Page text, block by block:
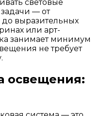
световые
— от
до выразительных
или арт-
занимает минимум
не требует
освещения: